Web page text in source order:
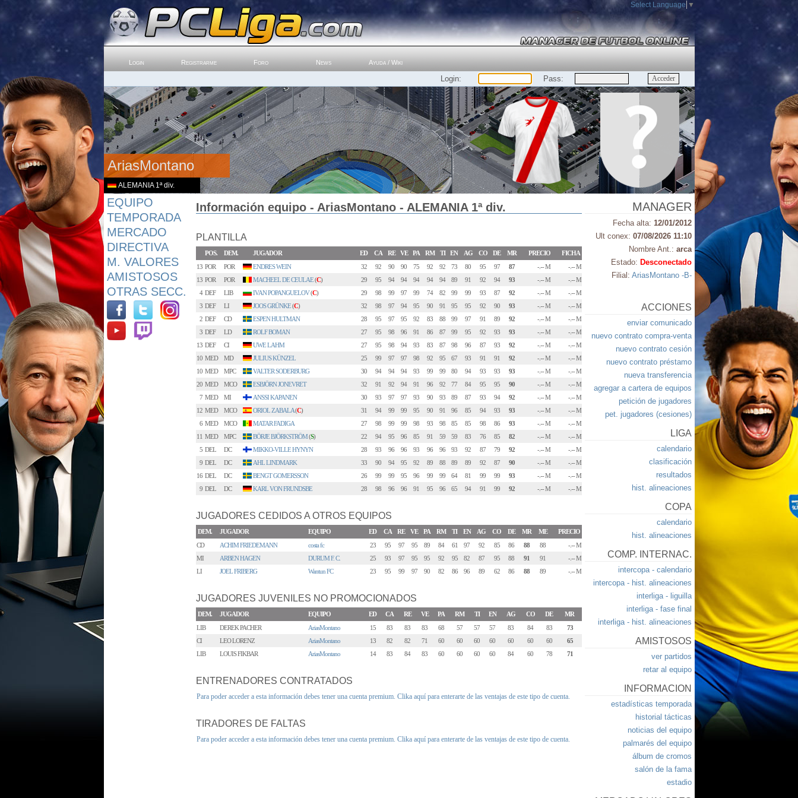
Select Language ▼
Login Registrarme Foro News Ayuda / Wiki
Login: Pass:
AriasMontano
ALEMANIA 1ª div.
EQUIPO
TEMPORADA
MERCADO
DIRECTIVA
M. VALORES
AMISTOSOS
OTRAS SECC.
Información equipo - AriasMontano - ALEMANIA 1ª div.
PLANTILLA
POS. DEM. JUGADOR ED CA RE VE PA RM TI EN AG CO DE MR PRECIO
FICHA
13 POR POR ENDRES WEIN 32 92 90 90 75 92 92 73 80 95 97 87 -.-- M
-.-- M
13 POR POR MACHEEL DE CEULAE(C) 29 95 94 94 94 94 94 89 91 92 94 93 -.-- M
-.-- M
4 DEF LIB IVAN POPANGUELOV(C) 29 98 99 97 99 74 82 99 99 93 87 92 -.-- M
-.-- M
3 DEF LI JOOS GRÜNKE(C) 32 98 97 94 95 90 91 95 95 92 90 93 -.-- M
-.-- M
2 DEF CD ESPEN HULTMAN 28 95 97 95 92 83 88 99 97 91 89 92 -.-- M
-.-- M
3 DEF LD ROLF BOMAN 27 95 98 96 91 86 87 99 95 92 93 93 -.-- M
-.-- M
13 DEF CI UWE LAHM 27 95 98 94 93 83 87 98 96 87 93 92 -.-- M
-.-- M
10 MED MD JULIUS KÜNZEL 25 99 97 97 98 92 95 67 93 91 91 92 -.-- M
-.-- M
10 MED MPC VALTER SODERBURG 30 94 94 94 93 99 99 80 94 93 93 93 -.-- M
-.-- M
20 MED MCO ESBJÖRN JONEVRET 32 91 92 94 91 96 92 77 84 95 95 90 -.-- M
-.-- M
7 MED MI ANSSI KAPANEN 30 93 97 97 93 90 93 89 87 93 94 92 -.-- M
-.-- M
12 MED MCO ORIOL ZABALA(C) 31 94 99 99 95 90 91 96 85 94 93 93 -.-- M
-.-- M
6 MED MCO MATAR FADIGA 27 98 99 99 98 93 98 85 85 98 86 93 -.-- M
-.-- M
11 MED MPC BÖRJE BJÖRKSTRÖM(S) 22 94 95 96 85 91 59 59 83 76 85 82 -.-- M
-.-- M
5 DEL DC MIKKO-VILLE HYNYN 28 93 96 96 93 96 96 93 92 87 79 92 -.-- M
-.-- M
9 DEL DC AHL LINDMARK 33 90 94 95 92 89 88 89 89 92 87 90 -.-- M
-.-- M
16 DEL DC BENGT GOMERSSON 26 99 99 95 96 99 99 64 81 99 99 93 -.-- M
-.-- M
9 DEL DC KARL VON FRUNDSBE 28 98 96 96 91 95 96 65 94 91 99 92 -.-- M -.-- M
JUGADORES CEDIDOS A OTROS EQUIPOS
DEM. JUGADOR EQUIPO ED CA RE VE PA RM TI EN AG CO DE MR ME
PRECIO
CD
ACHIM FRIEDEMANN costa fc 23 95 97 95 89 84 61 97 92 85 86 88 88
-.-- M
MI
ARBEN HAGEN DURUM F. C. 25 93 97 95 95 92 95 82 87 95 88 91 91
-.-- M
LI
JOEL FRIBERG Wantun FC 23 95 99 97 90 82 86 96 89 62 86 88 89 -.-- M
JUGADORES JUVENILES NO PROMOCIONADOS
DEM. JUGADOR EQUIPO ED CA RE VE PA RM TI EN AG CO DE
MR
LIB
DEREK PACHER AriasMontano 15 83 83 83 68 57 57 57 83 84 83
73
CI
LEO LORENZ AriasMontano 13 82 82 71 60 60 60 60 60 60 60
65
LIB
LOUIS FIKBAR AriasMontano 14 83 84 83 60 60 60 60 84 60 78 71
ENTRENADORES CONTRATADOS
Para poder acceder a esta información debes tener una cuenta premium. Clika aquí para enterarte de las ventajas de este tipo de cuenta.
TIRADORES DE FALTAS
Para poder acceder a esta información debes tener una cuenta premium. Clika aquí para enterarte de las ventajas de este tipo de cuenta.
MANAGER
Fecha alta: 12/01/2012
Ult conex: 07/08/2026 11:10
Nombre Ant.: arca
Estado: Desconectado
Filial: AriasMontano -B-
ACCIONES
enviar comunicado
nuevo contrato compra-venta
nuevo contrato cesión
nuevo contrato préstamo
nueva transferencia
agregar a cartera de equipos
petición de jugadores
pet. jugadores (cesiones)
LIGA
calendario
clasificación
resultados
hist. alineaciones
COPA
calendario
hist. alineaciones
COMP. INTERNAC.
intercopa - calendario
intercopa - hist. alineaciones
interliga - liguilla
interliga - fase final
interliga - hist. alineaciones
AMISTOSOS
ver partidos
retar al equipo
INFORMACION
estadísticas temporada
historial tácticas
noticias del equipo
palmarés del equipo
álbum de cromos
salón de la fama
estadio